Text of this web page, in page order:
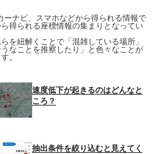
ナビ、スマホなどから得られる情報で
得られる座標情報の集まりとなってい
を紐解くことで「混雑している場所」
なことを推察したり」と色々なことが
。
速度低下が起きるのはどんなと
ころ？
抽出条件を絞り込むと見えてく